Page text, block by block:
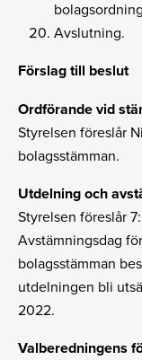
Avslutning.
Förslag till beslut
Ordförande vid
Styrelsen föreslår
bolagsstämman.
Utdelning och
Styrelsen föreslår
Avstämningsdag
bolagsstämman
utdelningen bli
2022.
Valberedningens